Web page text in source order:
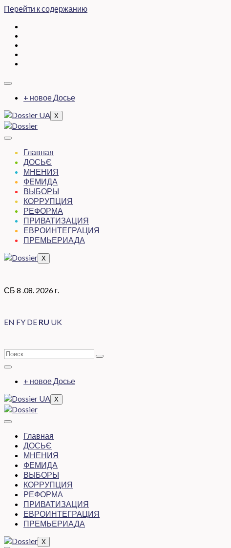
Перейти к содержанию
+ новое Досье
X
Главная
ДОСЬЄ
МНЕНИЯ
ФЕМИДА
ВЫБОРЫ
КОРРУПЦИЯ
РЕФОРМА
ПРИВАТИЗАЦИЯ
ЕВРОИНТЕГРАЦИЯ
ПРЕМЬЕРИАДА
X
СБ 8 .08. 2026 г.
EN FY DE RU UK
+ новое Досье
X
Главная
ДОСЬЄ
МНЕНИЯ
ФЕМИДА
ВЫБОРЫ
КОРРУПЦИЯ
РЕФОРМА
ПРИВАТИЗАЦИЯ
ЕВРОИНТЕГРАЦИЯ
ПРЕМЬЕРИАДА
X